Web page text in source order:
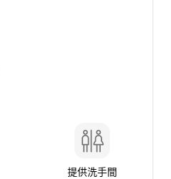
提供洗手間